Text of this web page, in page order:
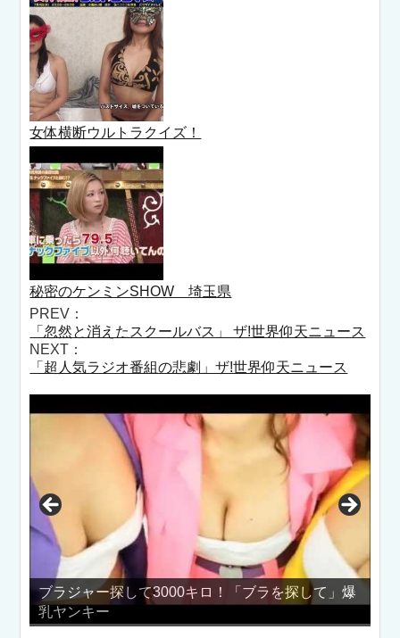
女体横断ウルトラクイズ！
秘密のケンミンSHOW 埼玉県
PREV：
「忽然と消えたスクールバス」 ザ!世界仰天ニュース
NEXT：
「超人気ラジオ番組の悲劇」ザ!世界仰天ニュース
ブラジャー探して3000キロ！「ブラを探して」爆
乳ヤンキー